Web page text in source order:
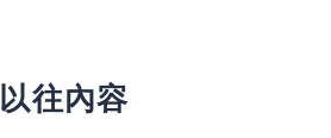
以往內容